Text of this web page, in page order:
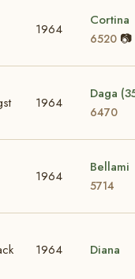
1964
Cortina
6520 📷
1964
Daga
6470
1964
Bellami
5714
1964 Diana